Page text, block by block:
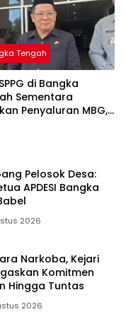
Tengah
di Bangka
Sementara
Penyaluran MBG,
Pelosok Desa:
APDESI Bangka
2026
Narkoba, Kejari
Komitmen
Hingga Tuntas
2026